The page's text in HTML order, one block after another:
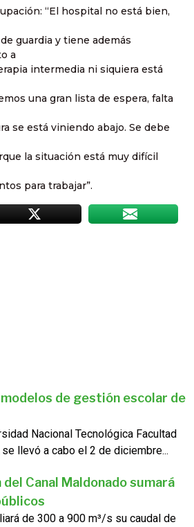
“El hospital no está bien,
guardia y tiene además
a
intermedia ni siquiera está
una gran lista de espera, falta
se está viniendo abajo. Se debe
la situación está muy difícil
para trabajar”.
de gestión escolar de
Nacional Tecnológica Facultad
se llevó a cabo el 2 de diciembre...
Canal Maldonado sumará
de 300 a 900 m³/s su caudal de